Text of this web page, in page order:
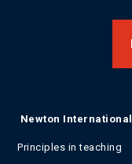
Newton International
Principles in teaching